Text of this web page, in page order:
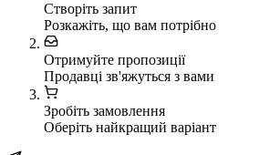
Створіть запит
Розкажіть, що вам потрібно
Отримуйте пропозиції
Продавці зв'яжуться з вами
Зробіть замовлення
Оберіть найкращий варіант